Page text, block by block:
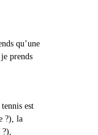
qu’une
prends
est
?), la